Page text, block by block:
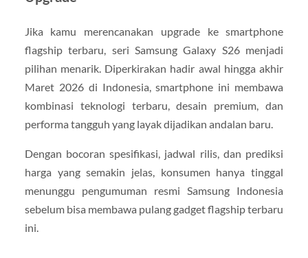
Jika kamu merencanakan upgrade ke smartphone
flagship terbaru, seri Samsung Galaxy S26 menjadi
pilihan menarik. Diperkirakan hadir awal hingga akhir
Maret 2026 di Indonesia, smartphone ini membawa
kombinasi teknologi terbaru, desain premium, dan
performa tangguh yang layak dijadikan andalan baru.
Dengan bocoran spesifikasi, jadwal rilis, dan prediksi
harga yang semakin jelas, konsumen hanya tinggal
menunggu pengumuman resmi Samsung Indonesia
sebelum bisa membawa pulang gadget flagship terbaru
ini.